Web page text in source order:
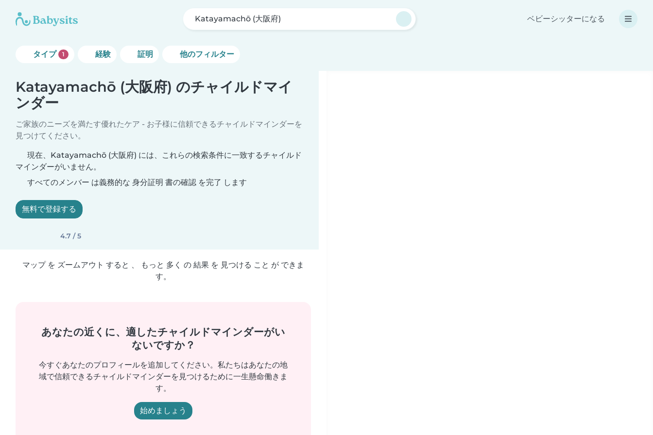
Katayamachō (大阪府) ベビーシッターになる
タイプ 1 経験 証明 他のフィルター
Katayamachō (大阪府) のチャイルドマイ
ンダー
ご家族のニーズを満たす優れたケア - お子様に信頼できるチャイルドマインダーを
見つけてください。
現在、Katayamachō (大阪府) には、これらの検索条件に一致するチャイルド
マインダーがいません。
すべてのメンバー は義務的な 身分証明 書の確認 を完了 します
無料で登録する
4.7 / 5
マップ を ズームアウト すると 、 もっと 多く の 結果 を 見つける こと が できま
す。
あなたの近くに、適したチャイルドマインダーがい
ないですか？
今すぐあなたのプロフィールを追加してください。私たちはあなたの地
域で信頼できるチャイルドマインダーを見つけるために一生懸命働きま
す。
始めましょう